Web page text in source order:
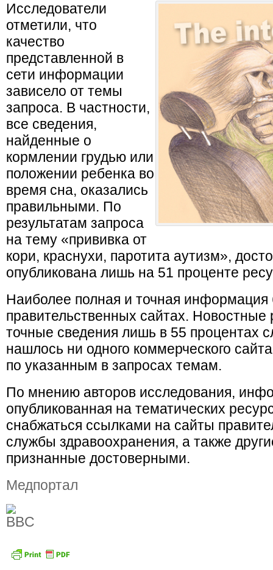
Исследователи
отметили, что
качество
представленной в
сети информации
зависело от темы
запроса. В частности,
все сведения,
найденные о
кормлении грудью или
положении ребенка во
время сна, оказались
правильными. По
результатам запроса
на тему «прививка от
кори, краснухи, паротита аутизм»,
опубликована лишь на 51 проценте
Наиболее полная и точная информация
правительственных сайтах. Новостные
точные сведения лишь в 55 процентах
нашлось ни одного коммерческого
по указанным в запросах темам.
По мнению авторов исследования,
опубликованная на тематических
снабжаться ссылками на сайты
службы здравоохранения, а также
признанные достоверными.
Медпортал